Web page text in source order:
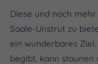
Diese und noch
Saale-Unstrut zu
ein wunderbares
begibt, kann staunen